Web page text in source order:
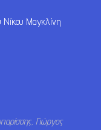
Νίκου Μαγκλίνη
Γιώργος